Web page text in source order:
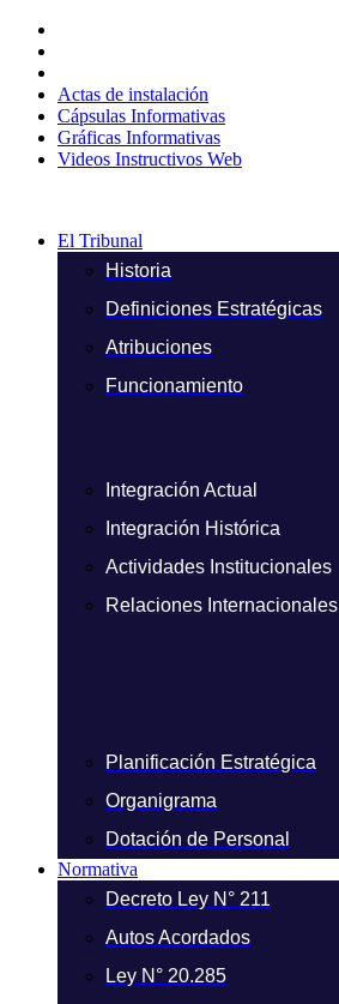
contenido
Actas de instalación
Cápsulas Informativas
Gráficas Informativas
Videos Instructivos Web
El Tribunal
Historia
Definiciones Estratégicas
Atribuciones
Funcionamiento
Integración Actual
Integración Histórica
Actividades Institucionales
Relaciones Internacionales
Planificación Estratégica
Organigrama
Dotación de Personal
Normativa
Decreto Ley N° 211
Autos Acordados
Ley N° 20.285